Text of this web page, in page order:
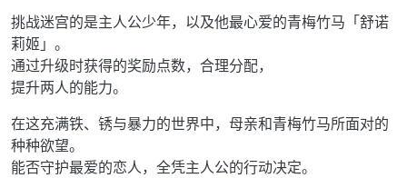
挑战迷宫的是主人公少年，以及他最心爱的青梅竹马「舒诺
莉姬」。
通过升级时获得的奖励点数，合理分配，
提升两人的能力。
在这充满铁、锈与暴力的世界中，母亲和青梅竹马所面对的
种种欲望。
能否守护最爱的恋人，全凭主人公的行动决定。